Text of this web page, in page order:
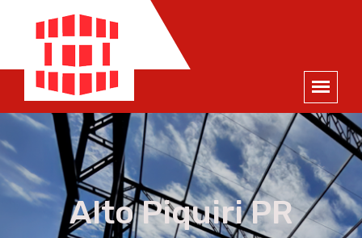
×
ORÇAMENTO
NOME *